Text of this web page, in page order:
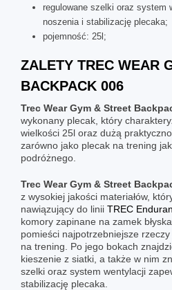
regulowane szelki oraz system
noszenia i stabilizację plecaka;
pojemność: 25l;
ZALETY TREC WEAR
BACKPACK 006
Trec Wear Gym & Street
wykonany plecak, który
wielkości 25l oraz dużą
zarówno jako plecak na trening
podróżnego.
Trec Wear Gym & Street
z wysokiej jakości materiałów,
nawiązujący do linii TREC
komory zapinane na zamek
pomieści najpotrzebniejsze
na trening. Po jego bokach
kieszenie z siatki, a także w nim
szelki oraz system wentylacji
stabilizację plecaka.